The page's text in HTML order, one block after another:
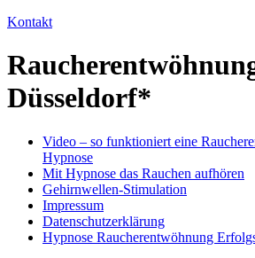
Kontakt
Düsseldorf*
Video – so funktioniert eine
Hypnose
Mit Hypnose das Rauchen aufhören
Gehirnwellen-Stimulation
Impressum
Datenschutzerklärung
Hypnose Raucherentwöhnung